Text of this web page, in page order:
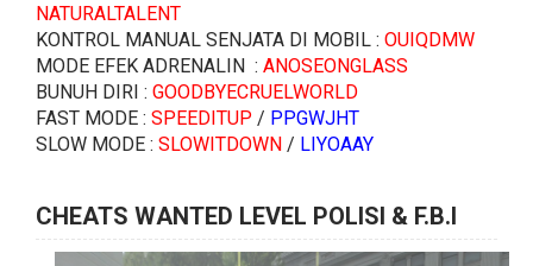
NATURALTALENT
KONTROL MANUAL SENJATA DI MOBIL : OUIQDMW
MODE EFEK ADRENALIN : ANOSEONGLASS
BUNUH DIRI : GOODBYECRUELWORLD
FAST MODE : SPEEDITUP / PPGWJHT
SLOW MODE : SLOWITDOWN / LIYOAAY
CHEATS WANTED LEVEL POLISI & F.B.I